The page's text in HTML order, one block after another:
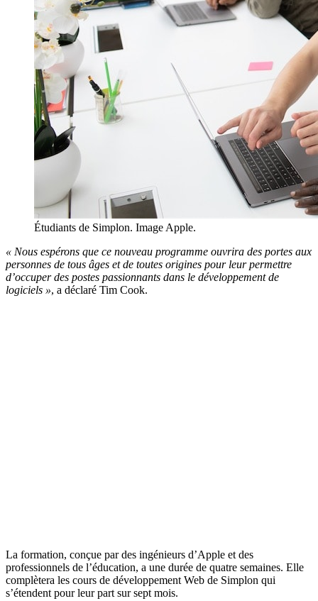
Étudiants de Simplon. Image Apple.
« Nous espérons que ce nouveau programme ouvrira des portes aux
personnes de tous âges et de toutes origines pour leur permettre
d’occuper des postes passionnants dans le développement de
logiciels », a déclaré Tim Cook.
La formation, conçue par des ingénieurs d’Apple et des
professionnels de l’éducation, a une durée de quatre semaines. Elle
complètera les cours de développement Web de Simplon qui
s’étendent pour leur part sur sept mois.